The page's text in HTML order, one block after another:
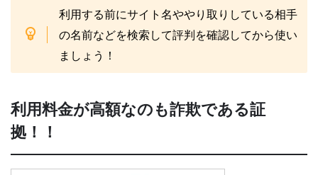
利用する前にサイト名ややり取りしている相手
の名前などを検索して評判を確認してから使い
ましょう！
利用料金が高額なのも詐欺である証
拠！！